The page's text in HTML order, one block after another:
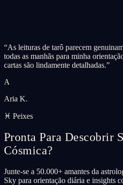
“As leituras de tarô parecem
todas as manhãs para minha
cartas são lindamente detalhadas.”
A
Aria K.
♓ Peixes
Pronta Para Descobrir
Cósmica?
Junte-se a 50.000+ amantes da
Sky para orientação diária e insights